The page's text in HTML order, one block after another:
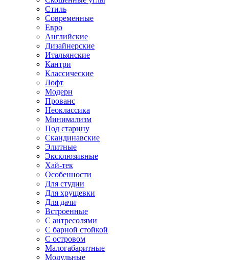
Стиль
Современные
Евро
Английские
Дизайнерские
Итальянские
Кантри
Классические
Лофт
Модерн
Прованс
Неоклассика
Минимализм
Под старину
Скандинавские
Элитные
Эксклюзивные
Хай-тек
Особенности
Для студии
Для хрущевки
Для дачи
Встроенные
С антресолями
С барной стойкой
С островом
Малогабаритные
Модульные